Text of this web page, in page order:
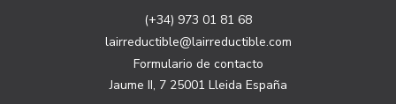
(+34) 973 01 81 68
lairreductible@lairreductible.com
Formulario de contacto
Jaume II, 7 25001 Lleida España